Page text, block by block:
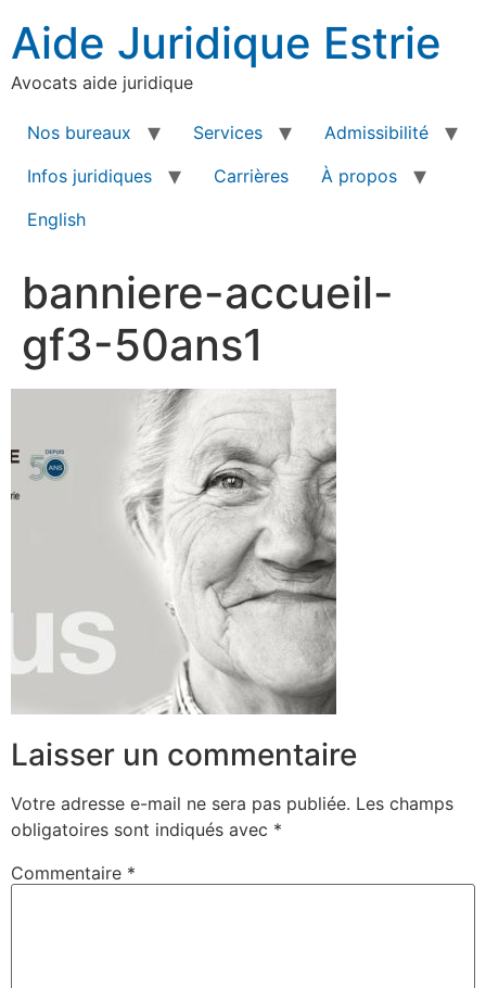
Aide Juridique Estrie
Avocats aide juridique
Nos bureaux Services
Admissibilité
Infos juridiques
Carrières
À propos
English
banniere-accueil-
gf3-50ans1
Laisser un commentaire
Votre adresse e-mail ne sera pas publiée. Les champs
obligatoires sont indiqués avec *
Commentaire *